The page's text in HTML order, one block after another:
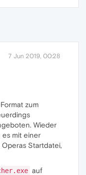
7 Jun 2019, 00:28
zum
Wieder
es mit einer
Startdatei,
auf